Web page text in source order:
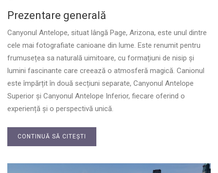
Prezentare generală
Canyonul Antelope, situat lângă Page, Arizona, este unul dintre
cele mai fotografiate canioane din lume. Este renumit pentru
frumusețea sa naturală uimitoare, cu formațiuni de nisip și
lumini fascinante care creează o atmosferă magică. Canionul
este împărțit în două secțiuni separate, Canyonul Antelope
Superior și Canyonul Antelope Inferior, fiecare oferind o
experiență și o perspectivă unică.
CONTINUĂ SĂ CITEȘTI